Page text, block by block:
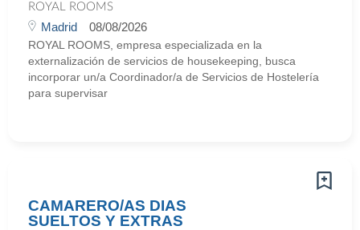
ROYAL ROOMS
Madrid 08/08/2026
ROYAL ROOMS, empresa especializada en la
externalización de servicios de housekeeping, busca
incorporar un/a Coordinador/a de Servicios de Hostelería
para supervisar
CAMARERO/AS DIAS
SUELTOS Y EXTRAS